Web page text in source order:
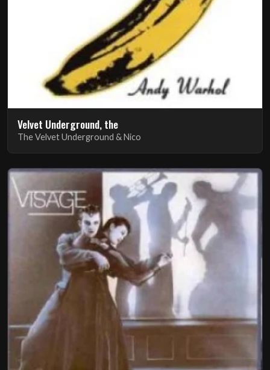
Velvet Underground, the
The Velvet Underground & Nico